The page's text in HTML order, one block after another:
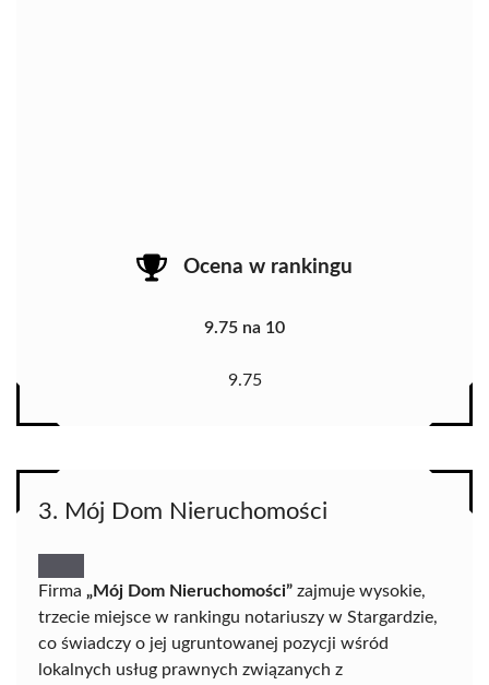
Ocena w rankingu
9.75 na 10
9.75
3. Mój Dom Nieruchomości
Firma „Mój Dom Nieruchomości” zajmuje wysokie,
trzecie miejsce w rankingu notariuszy w Stargardzie,
co świadczy o jej ugruntowanej pozycji wśród
lokalnych usług prawnych związanych z